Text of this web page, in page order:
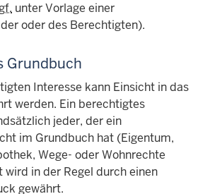
unter Vorlage einer
oder des Berechtigten).
Grundbuch
Interesse kann Einsicht in das
werden. Ein berechtigtes
jeder, der ein
im Grundbuch hat (Eigentum,
Wege- oder Wohnrechte
wird in der Regel durch einen
gewährt.